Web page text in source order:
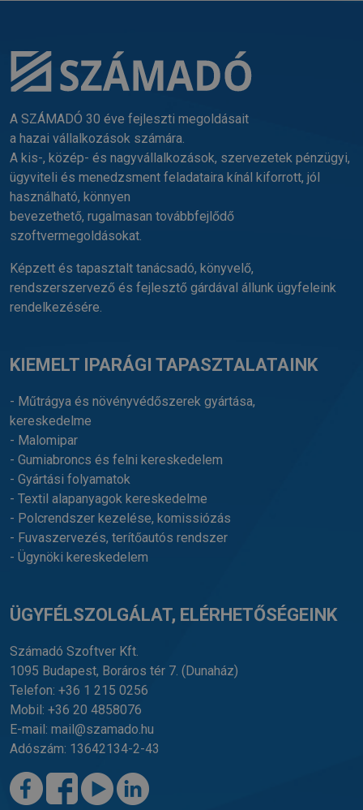
A SZÁMADÓ 30 éve fejleszti megoldásait
a hazai vállalkozások számára.
A kis-, közép- és nagyvállalkozások, szervezetek pénzügyi,
ügyviteli és menedzsment feladataira kínál kiforrott, jól
használható, könnyen
bevezethető, rugalmasan továbbfejlődő
szoftvermegoldásokat.
Képzett és tapasztalt tanácsadó, könyvelő,
rendszerszervező és fejlesztő gárdával állunk ügyfeleink
rendelkezésére.
KIEMELT IPARÁGI TAPASZTALATAINK
- Műtrágya és növényvédőszerek gyártása,
kereskedelme
- Malomipar
- Gumiabroncs és felni kereskedelem
- Gyártási folyamatok
- Textil alapanyagok kereskedelme
- Polcrendszer kezelése, komissiózás
- Fuvaszervezés, terítőautós rendszer
- Ügynöki kereskedelem
ÜGYFÉLSZOLGÁLAT, ELÉRHETŐSÉGEINK
Számadó Szoftver Kft.
1095 Budapest, Boráros tér 7. (Dunaház)
Telefon: +36 1 215 0256
Mobil: +36 20 4858076
E-mail: mail@szamado.hu
Adószám: 13642134-2-43